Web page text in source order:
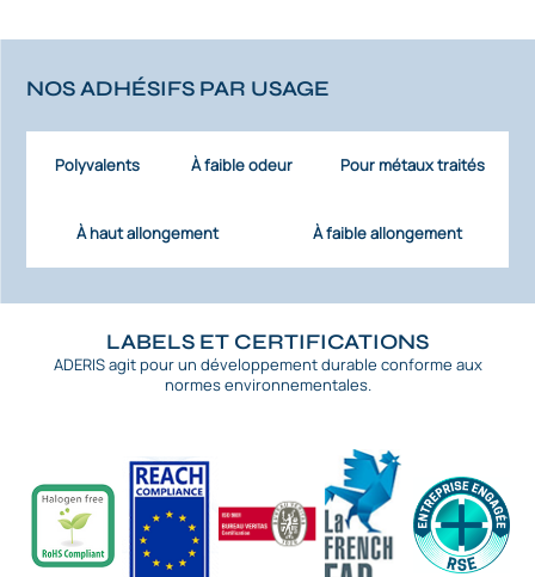
NOS ADHÉSIFS PAR USAGE
Polyvalents À faible odeur Pour métaux traités
À haut allongement À faible allongement
LABELS ET CERTIFICATIONS
ADERIS agit pour un développement durable conforme aux
normes environnementales.